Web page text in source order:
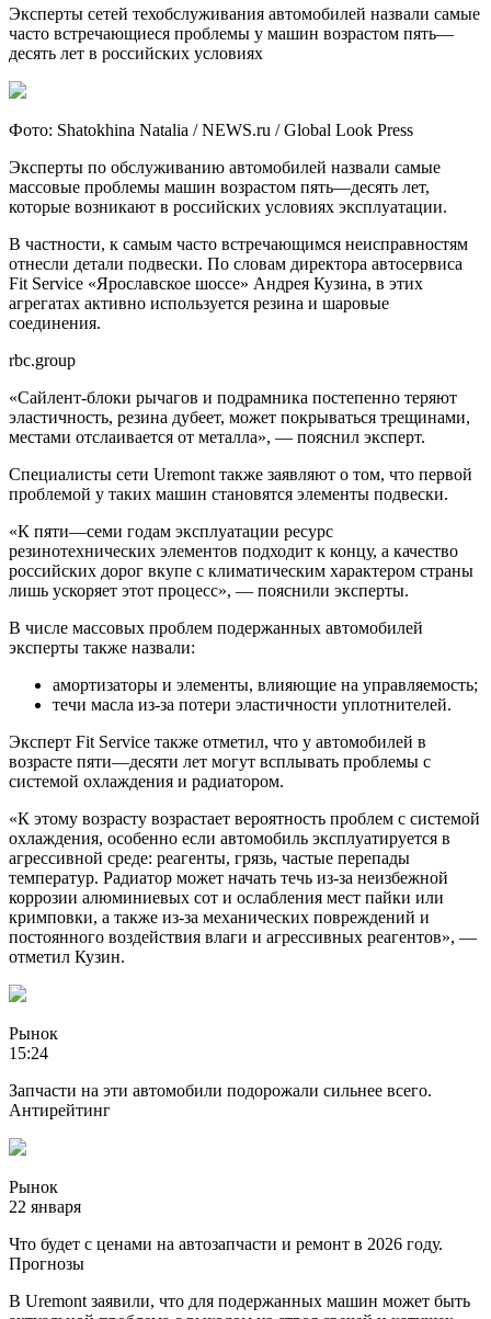
Эксперты сетей техобслуживания автомобилей назвали самые
часто встречающиеся проблемы у машин возрастом пять—
десять лет в российских условиях
Фото: Shatokhina Natalia / NEWS.ru / Global Look Press
Эксперты по обслуживанию автомобилей назвали самые
массовые проблемы машин возрастом пять—десять лет,
которые возникают в российских условиях эксплуатации.
В частности, к самым часто встречающимся неисправностям
отнесли детали подвески. По словам директора автосервиса
Fit Service «Ярославское шоссе» Андрея Кузина, в этих
агрегатах активно используется резина и шаровые
соединения.
rbc.group
«Сайлент-блоки рычагов и подрамника постепенно теряют
эластичность, резина дубеет, может покрываться трещинами,
местами отслаивается от металла», — пояснил эксперт.
Специалисты сети Uremont также заявляют о том, что первой
проблемой у таких машин становятся элементы подвески.
«К пяти—семи годам эксплуатации ресурс
резинотехнических элементов подходит к концу, а качество
российских дорог вкупе с климатическим характером страны
лишь ускоряет этот процесс», — пояснили эксперты.
В числе массовых проблем подержанных автомобилей
эксперты также назвали:
амортизаторы и элементы, влияющие на управляемость;
течи масла из-за потери эластичности уплотнителей.
Эксперт Fit Service также отметил, что у автомобилей в
возрасте пяти—десяти лет могут всплывать проблемы с
системой охлаждения и радиатором.
«К этому возрасту возрастает вероятность проблем с системой
охлаждения, особенно если автомобиль эксплуатируется в
агрессивной среде: реагенты, грязь, частые перепады
температур. Радиатор может начать течь из-за неизбежной
коррозии алюминиевых сот и ослабления мест пайки или
кримповки, а также из-за механических повреждений и
постоянного воздействия влаги и агрессивных реагентов», —
отметил Кузин.
Рынок
15:24
Запчасти на эти автомобили подорожали сильнее всего.
Антирейтинг
Рынок
22 января
Что будет с ценами на автозапчасти и ремонт в 2026 году.
Прогнозы
В Uremont заявили, что для подержанных машин может быть